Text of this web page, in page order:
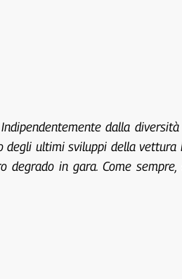
dalla
ultimi sviluppi della vettura
in gara. Come